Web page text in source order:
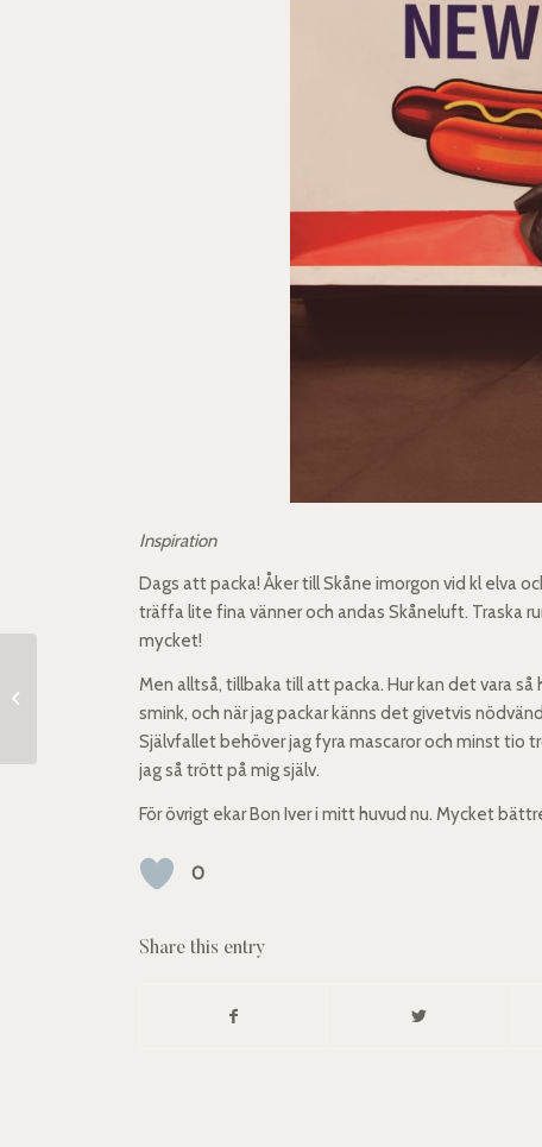
Inspiration
Dags att packa! Åker till Skåne imorgon vid kl elva
träffa lite fina vänner och andas Skåneluft. Traska
mycket!
Men alltså, tillbaka till att packa. Hur kan det vara
smink, och när jag packar känns det givetvis
Självfallet behöver jag fyra mascaror och minst tio
jag så trött på mig själv.
För övrigt ekar Bon Iver i mitt huvud nu. Mycket
0
Share this entry